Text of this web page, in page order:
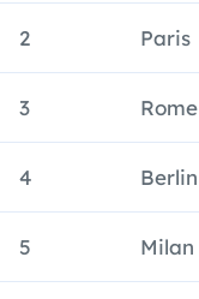
2 Paris
3 Rome
4 Berlin
5 Milan